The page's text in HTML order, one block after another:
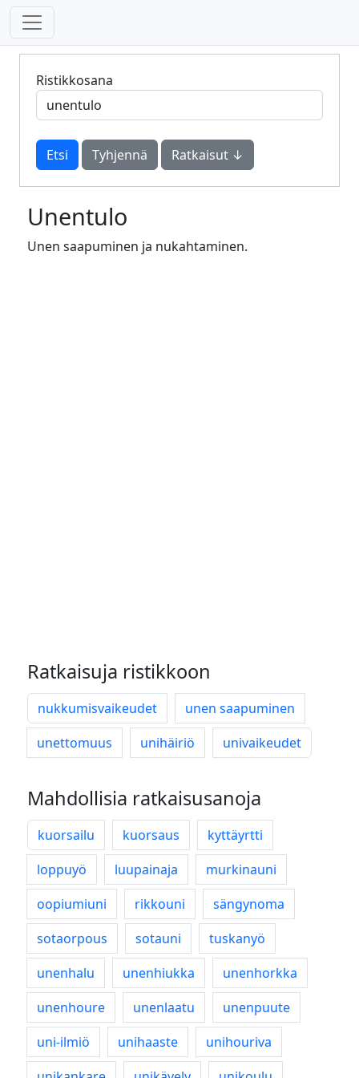
Ristikkosana
Tyhjennä Ratkaisut ↓
Unentulo
Unen saapuminen ja nukahtaminen.
Ratkaisuja ristikkoon
nukkumisvaikeudet
unen saapuminen
unettomuus
unihäiriö univaikeudet
Mahdollisia ratkaisusanoja
kuorsailu kuorsaus
kyttäyrtti
loppuyö
luupainaja
murkinauni
oopiumiuni
rikkouni
sängynoma
sotaorpous
sotauni
tuskanyö
unenhalu
unenhiukka
unenhorkka
unenhoure
unenlaatu
unenpuute
uni-ilmiö
unihaaste
unihouriva